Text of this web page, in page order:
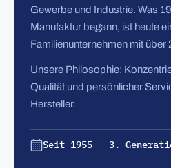
Gewerbe und Industrie. Was
Manufaktur begann, ist heute
Familienunternehmen mit
Unsere Philosophie:
Qualität und persönlicher
Hersteller.
Seit 1955 — 3.